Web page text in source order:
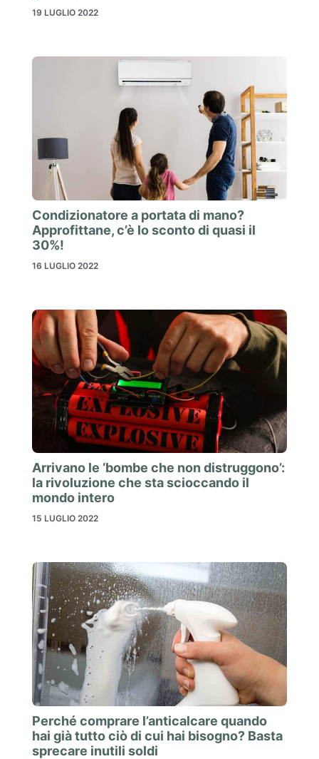
19 LUGLIO 2022
Condizionatore a portata di mano?
Approfittane, c’è lo sconto di quasi il
30%!
16 LUGLIO 2022
Arrivano le ‘bombe che non distruggono’:
la rivoluzione che sta scioccando il
mondo intero
15 LUGLIO 2022
Perché comprare l’anticalcare quando
hai già tutto ciò di cui hai bisogno? Basta
sprecare inutili soldi